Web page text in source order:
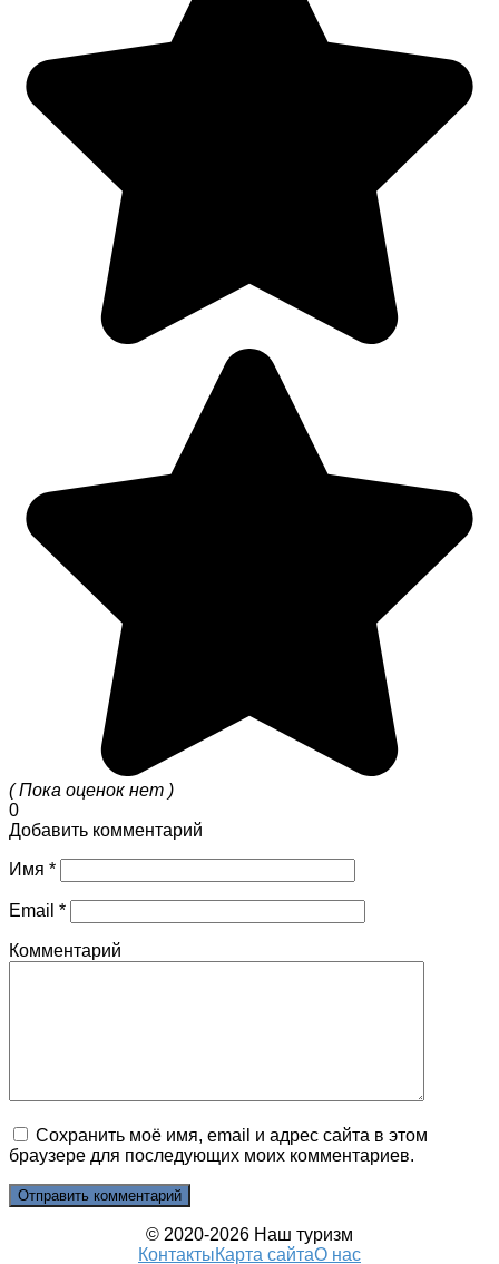
( Пока оценок нет )
0
Добавить комментарий
Имя *
Email *
Комментарий
Сохранить моё имя, email и адрес сайта в этом
браузере для последующих моих комментариев.
© 2020-2026 Наш туризм
КонтактыКарта сайтаО нас